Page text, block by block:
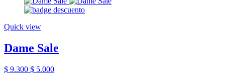
Quick view
Dame Sale
$ 9.300 $ 5.000